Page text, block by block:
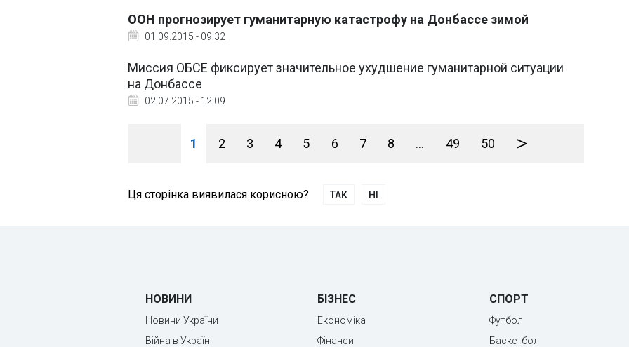
ООН прогнозирует гуманитарную катастрофу на Донбассе зимой
01.09.2015 - 09:32
Миссия ОБСЕ фиксирует значительное ухудшение гуманитарной ситуации
на Донбассе
02.07.2015 - 12:09
1 2 3 4 5 6 7 8 ... 49 50 >
Ця сторінка виявилася корисною? ТАК НІ
НОВИНИ
Новини України
Війна в Україні
БІЗНЕС
Економіка
Фінанси
СПОРТ
Футбол
Баскетбол